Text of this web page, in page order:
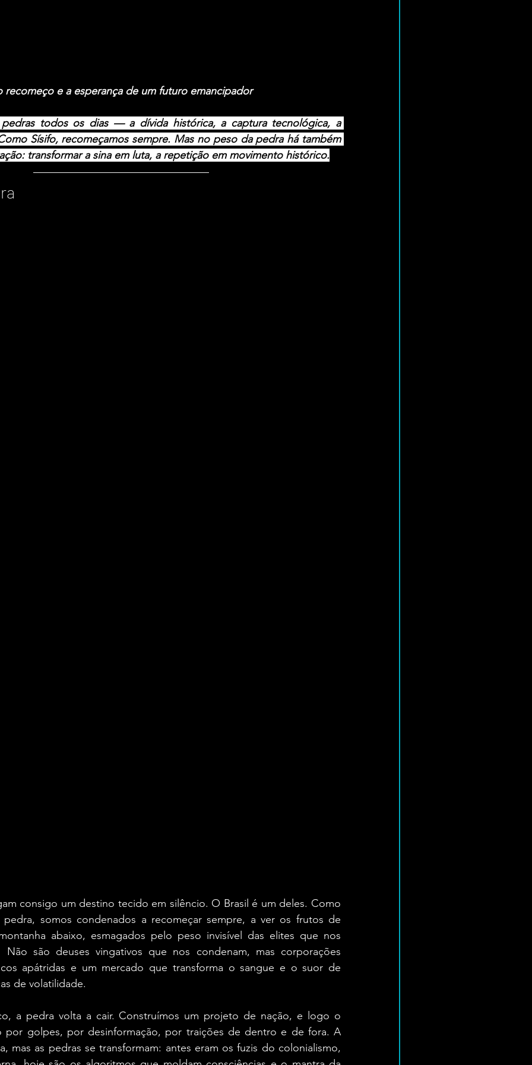
recomeço e a esperança de um futuro emancipador
pedras todos os dias — a dívida histórica, a captura tecnológica, a
Sísifo, recomeçamos sempre. Mas no peso da pedra há também
transformar a sina em luta, a repetição em movimento histórico.
consigo um destino tecido em silêncio. O Brasil é um deles. Como
somos condenados a recomeçar sempre, a ver os frutos de
abaixo, esmagados pelo peso invisível das elites que nos
Não são deuses vingativos que nos condenam, mas corporações
apátridas e um mercado que transforma o sangue e o suor de
de volatilidade.
a pedra volta a cair. Construímos um projeto de nação, e logo o
por golpes, por desinformação, por traições de dentro e de fora. A
mas as pedras se transformam: antes eram os fuzis do colonialismo,